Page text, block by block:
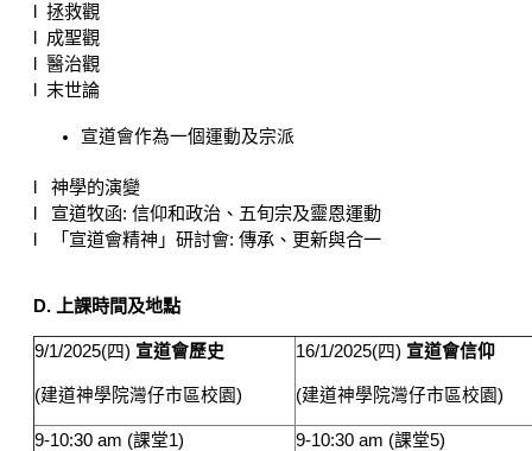
l 拯救觀
l 成聖觀
l 醫治觀
l 末世論
宣道會作為一個運動及宗派
l 神學的演變
l 宣道牧函: 信仰和政治、五旬宗及靈恩運動
l
「宣道會精神 」 研討會: 傳承、更新與合一
D. 上課時間及地點
9/1/2025(四) 宣道會歷史
(建道神學院灣仔市區校園)
16/1/2025(四) 宣道會信仰
(建道神學院灣仔市區校園)
9-10:30 am (課堂1) 9-10:30 am (課堂5)